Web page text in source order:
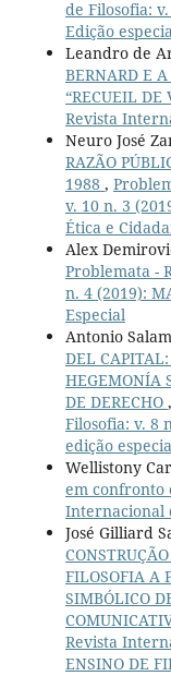
de Filosofia:
Edição
Leandro de
BERNARD E
“RECUEIL DE
Revista
Neuro José
RAZÃO
1988 ,
v. 10 n. 3
Ética e
Alex
Problemata -
n. 4 (2019):
Especial
Antonio
DEL
HEGEMONÍA
DE DERECHO ,
Filosofia: v. 8
edição
Wellistony
em confronto
Internacional
José Gilliard
FILOSOFIA A
SIMBÓLICO
Revista
ENSINO DE